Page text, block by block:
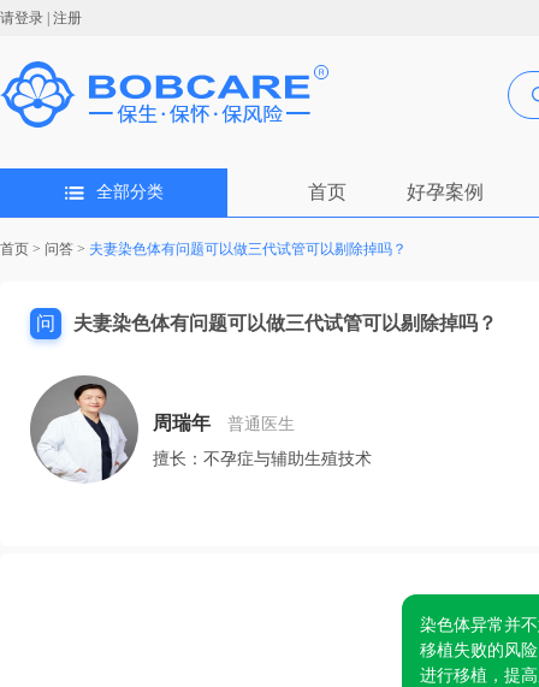
请登录 | 注册
全部分类 首页 好孕案例
首页 > 问答 > 夫妻染色体有问题可以做三代试管可以剔除掉吗？
问 夫妻染色体有问题可以做三代试管可以剔除掉吗？
周瑞年
普通医生
擅长：不孕症与辅助生殖技术
染色体异常并
移植失败的风
进行移植，提